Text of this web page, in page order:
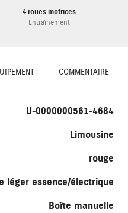
4 roues motrices
Entraînement
COMMENTAIRE
U-0000000561-4684
Limousine
rouge
léger essence/électrique
Boîte manuelle